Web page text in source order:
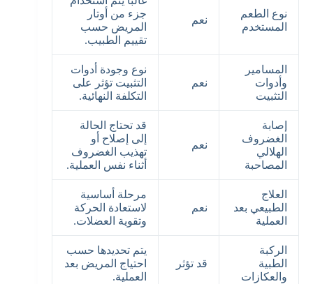
نوع الطعم
المستخدم
نعم
جزء من أوتار
المريض حسب
تقييم الطبيب.
المسامير
وأدوات
التثبيت
نعم
نوع وجودة أدوات
التثبيت تؤثر على
التكلفة النهائية.
إصابة
الغضروف
الهلالي
المصاحبة
نعم
قد تحتاج الحالة
إلى إصلاح أو
تهذيب الغضروف
أثناء نفس العملية.
العلاج
الطبيعي بعد
العملية
نعم
مرحلة أساسية
لاستعادة الحركة
وتقوية العضلات.
الركبة
الطبية
والعكازات
قد تؤثر
يتم تحديدها حسب
احتياج المريض بعد
العملية.